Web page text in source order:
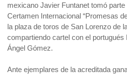
mexicano Javier Funtanet tomó
Certamen Internacional “Promesas
la plaza de toros de San Lorenzo de
compartiendo cartel con el
Ángel Gómez.
Ante ejemplares de la acreditada